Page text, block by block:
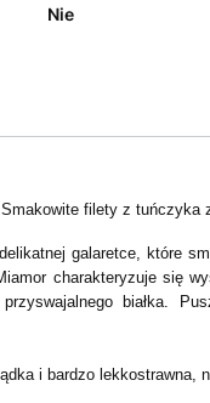
Nie
Smakowite filety z tuńczyka
galaretce, które
charakteryzuje się
białka.
i bardzo